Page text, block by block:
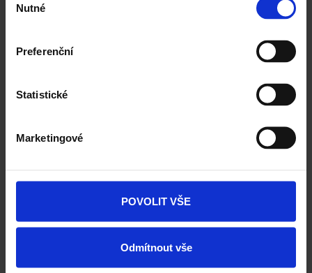
souhlasu
Nutné
Preferenční
Statistické
Marketingové
POVOLIT VŠE
Odmítnout vše